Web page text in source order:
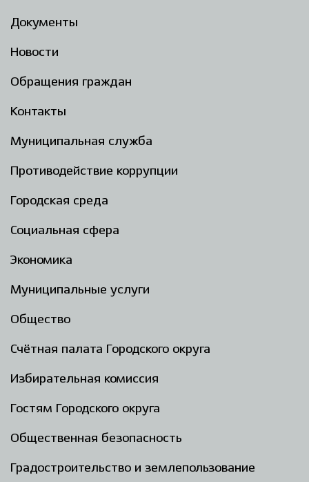
Документы
Новости
Обращения граждан
Контакты
Муниципальная служба
Противодействие коррупции
Городская среда
Социальная сфера
Экономика
Муниципальные услуги
Общество
Счётная палата Городского округа
Избирательная комиссия
Гостям Городского округа
Общественная безопасность
Градостроительство и землепользование